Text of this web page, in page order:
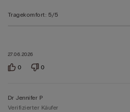
27.06.2026
Tragekomfort: 5/5
0 0
Dr Jennifer P
Verifizierter Käufer